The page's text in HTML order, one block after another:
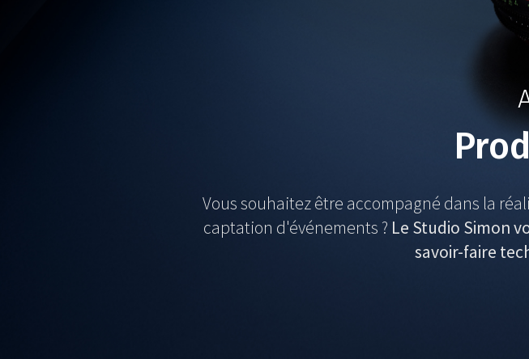
Vous souhaitez être accompagné dans la
captation d'événements ? Le Studio Simon
savoir-faire